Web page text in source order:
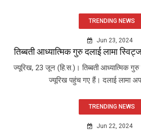
TRENDING NEWS
Jun 23, 2024
तिब्बती आध्यात्मिक गुरु दलाई लामा
ज्यूरिख, 23 जून (हि.स.)। तिब्बती आध्यात्मिक
ज्यूरिख पहुंच गए हैं। दलाई लामा
TRENDING NEWS
Jun 22, 2024